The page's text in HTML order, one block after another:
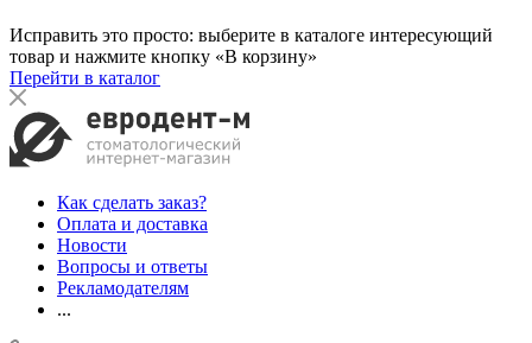
Исправить это просто: выберите в каталоге интересующий
товар и нажмите кнопку «В корзину»
Перейти в каталог
Как сделать заказ?
Оплата и доставка
Новости
Вопросы и ответы
Рекламодателям
...